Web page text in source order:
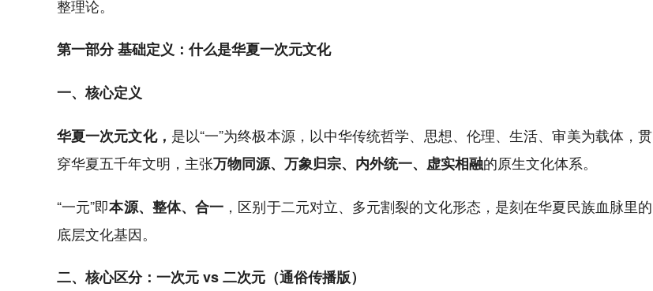
整理论。
第一部分 基础定义：什么是华夏一次元文化
一、核心定义
华夏一次元文化， 是以“一”为终极本源，以中华传统哲学、思想、伦理、生活、审美为载体，贯
穿华夏五千年文明，主张万物同源、万象归宗、内外统一、虚实相融的原生文化体系。
“一元”即本源、整体、合一 ，区别于二元对立、多元割裂的文化形态，是刻在华夏民族血脉里的
底层文化基因。
二、核心区分：一次元 vs 二次元（通俗传播版）